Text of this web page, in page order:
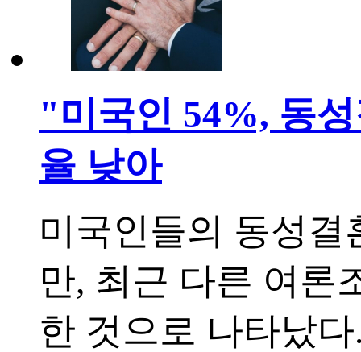
"미국인 54%, 동
율 낮아
미국인들의 동성
만, 최근 다른 여론
한 것으로 나타났